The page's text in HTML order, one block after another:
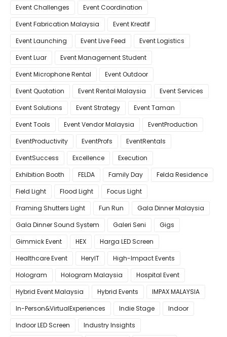
Event Challenges
Event Coordination
Event Fabrication Malaysia
Event Kreatif
Event Launching
Event Live Feed
Event Logistics
Event Luar
Event Management Student
Event Microphone Rental
Event Outdoor
Event Quotation
Event Rental Malaysia
Event Services
Event Solutions
Event Strategy
Event Taman
Event Tools
Event Vendor Malaysia
EventProduction
EventProductivity
EventProfs
EventRentals
EventSuccess
Excellence
Execution
Exhibition Booth
FELDA Family Day
Felda Residence
Field Light
Flood Light
Focus Light
Framing Shutters Light
Fun Run
Gala Dinner Malaysia
Gala Dinner Sound System
Galeri Seni
Gigs
Gimmick Event
HEX
Harga LED Screen
Healthcare Event
HeryIT
High-Impact Events
Hologram
Hologram Malaysia
Hospital Event
Hybrid Event Malaysia
Hybrid Events
IMPAX MALAYSIA
In-Person&VirtualExperiences
Indie Stage
Indoor
Indoor LED Screen
Industry Insights